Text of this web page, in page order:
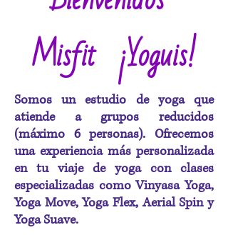
Misfit ¡Yoguis!
Somos un estudio de yoga que
atiende a grupos reducidos
(máximo 6 personas). Ofrecemos
una experiencia más personalizada
en tu viaje de yoga con clases
especializadas como Vinyasa Yoga,
Yoga Move, Yoga Flex, Aerial Spin y
Yoga Suave. ​